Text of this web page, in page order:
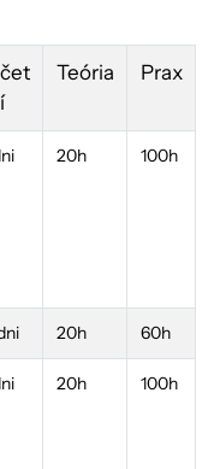
Teória Prax
20h 100h
20h 60h
20h 100h